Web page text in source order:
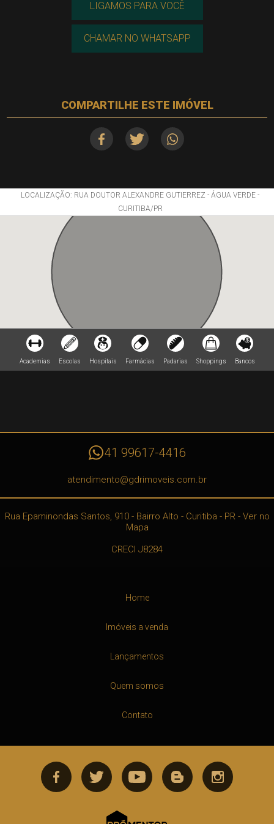
LIGAMOS PARA VOCÊ
CHAMAR NO WHATSAPP
COMPARTILHE ESTE IMÓVEL
LOCALIZAÇÃO: RUA DOUTOR ALEXANDRE GUTIERREZ - ÁGUA VERDE -
CURITIBA/PR
Academias Escolas Hospitais Farmácias Padarias Shoppings Bancos
41 99617-4416
atendimento@gdrimoveis.com.br
Rua Epaminondas Santos, 910 - Bairro Alto - Curitiba - PR- Ver no
Mapa
CRECI J8284
Home
Imóveis a venda
Lançamentos
Quem somos
Contato